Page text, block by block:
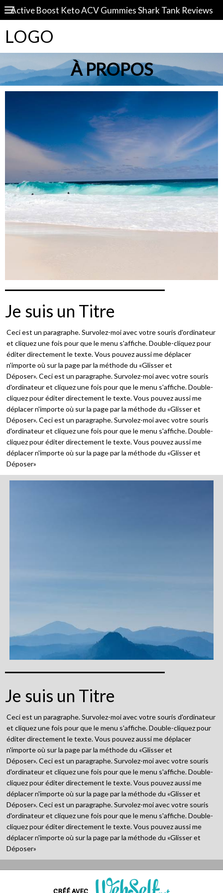
Active Boost Keto ACV Gummies Shark Tank Reviews
LOGO
À PROPOS
Je suis un Titre
Ceci est un paragraphe. Survolez-moi avec votre souris d'ordinateur
et cliquez une fois pour que le menu s'affiche. Double-cliquez pour
éditer directement le texte. Vous pouvez aussi me déplacer
n'importe où sur la page par la méthode du «Glisser et
Déposer». Ceci est un paragraphe. Survolez-moi avec votre souris
d'ordinateur et cliquez une fois pour que le menu s'affiche. Double-
cliquez pour éditer directement le texte. Vous pouvez aussi me
déplacer n'importe où sur la page par la méthode du «Glisser et
Déposer». Ceci est un paragraphe. Survolez-moi avec votre souris
d'ordinateur et cliquez une fois pour que le menu s'affiche. Double-
cliquez pour éditer directement le texte. Vous pouvez aussi me
déplacer n'importe où sur la page par la méthode du «Glisser et
Déposer»
Je suis un Titre
Ceci est un paragraphe. Survolez-moi avec votre souris d'ordinateur
et cliquez une fois pour que le menu s'affiche. Double-cliquez pour
éditer directement le texte. Vous pouvez aussi me déplacer
n'importe où sur la page par la méthode du «Glisser et
Déposer». Ceci est un paragraphe. Survolez-moi avec votre souris
d'ordinateur et cliquez une fois pour que le menu s'affiche. Double-
cliquez pour éditer directement le texte. Vous pouvez aussi me
déplacer n'importe où sur la page par la méthode du «Glisser et
Déposer». Ceci est un paragraphe. Survolez-moi avec votre souris
d'ordinateur et cliquez une fois pour que le menu s'affiche. Double-
cliquez pour éditer directement le texte. Vous pouvez aussi me
déplacer n'importe où sur la page par la méthode du «Glisser et
Déposer»
LOGO
CRÉÉ AVEC